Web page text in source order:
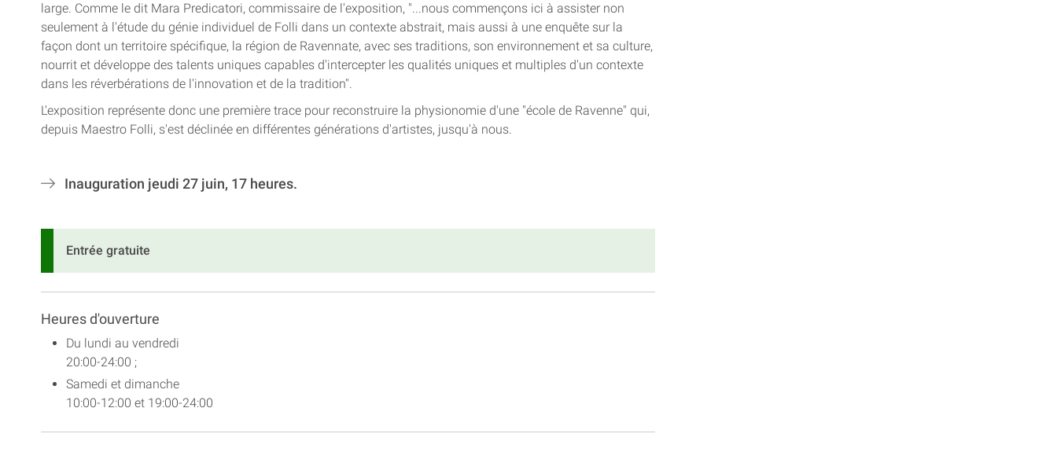
large. Comme le dit Mara Predicatori, commissaire de l'exposition, "...nous commençons ici à assister non
seulement à l'étude du génie individuel de Folli dans un contexte abstrait, mais aussi à une enquête sur la
façon dont un territoire spécifique, la région de Ravennate, avec ses traditions, son environnement et sa culture,
nourrit et développe des talents uniques capables d'intercepter les qualités uniques et multiples d'un contexte
dans les réverbérations de l'innovation et de la tradition".
L'exposition représente donc une première trace pour reconstruire la physionomie d'une "école de Ravenne" qui,
depuis Maestro Folli, s'est déclinée en différentes générations d'artistes, jusqu'à nous.
Inauguration jeudi 27 juin, 17 heures.
Entrée gratuite
Heures d'ouverture
Du lundi au vendredi
20:00-24:00 ;
Samedi et dimanche
10:00-12:00 et 19:00-24:00